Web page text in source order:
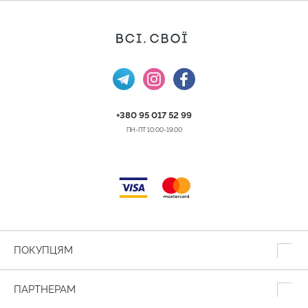
+380 95 017 52 99
ПН-ПТ 10:00-19:00
ПОКУПЦЯМ
ПАРТНЕРАМ